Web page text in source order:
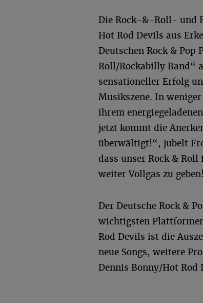
Die Rock-&-Roll- und
Hot Rod Devils aus
Deutschen Rock & Pop
Roll/Rockabilly Band“
sensationeller Erfolg
Musikszene. In
ihrem
jetzt kommt die
überwältigt!“, jubelt
dass unser Rock &
weiter Vollgas zu
Der Deutsche Rock &
wichtigsten
Rod Devils ist die
neue Songs, weitere
Dennis Bonny/Hot Rod